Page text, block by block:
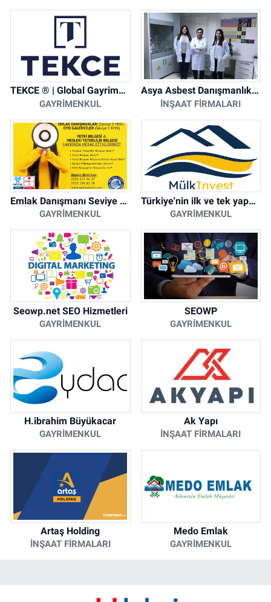
TEKCE ® | Global Gayrimenkul Şirketi
GAYRIMENKUL
Asya Asbest Danışmanlık - Asbest Söküm ve Asbest Raporu
İNŞAAT FIRMALARI
Emlak Danışmanı Seviye 5 Mesleki Yeterlilik Belgesi
GAYRIMENKUL
Türkiye'nin ilk ve tek yapay zeka destekli arsa ilan platformu
GAYRIMENKUL
Seowp.net SEO Hizmetleri
GAYRIMENKUL
SEOWP
GAYRIMENKUL
H.ibrahim Büyükacar
GAYRIMENKUL
Ak Yapı
İNŞAAT FIRMALARI
Artaş Holding
İNŞAAT FIRMALARI
Medo Emlak
GAYRIMENKUL